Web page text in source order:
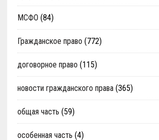
МСФО (84)
Гражданское право (772)
договорное право (115)
новости гражданского права(365)
общая часть (59)
особенная часть (4)